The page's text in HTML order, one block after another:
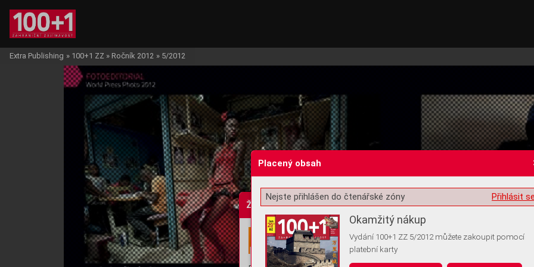
Žádost o souhlas s ukládáním volitelných informací
Extra Publishing » 100+1 ZZ » Ročník 2012 » 5/2012
Placený obsah
Přihlásit
Nejste přihlášen do čtenářské zóny
Okamžitý nákup
Vydání 100+1 ZZ 5/2012 můžete zakoupit pomocí
platební karty